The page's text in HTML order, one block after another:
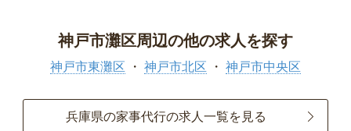
神戸市灘区周辺の他の求人を探す
神戸市東灘区 神戸市北区 神戸市中央区
兵庫県の家事代行の求人一覧を見る